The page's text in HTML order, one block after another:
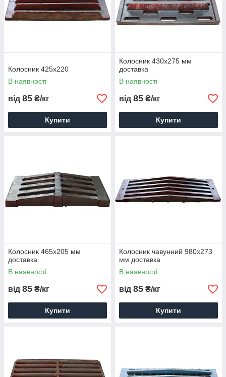
Колосник 425х220
В наявності
від 85 ₴/кг
Купити
Колосник 430х275 мм
доставка
В наявності
від 85 ₴/кг
Купити
Колосник 465х205 мм
доставка
В наявності
від 85 ₴/кг
Купити
Колосник чавунний 980х273
мм доставка
В наявності
від 85 ₴/кг
Купити